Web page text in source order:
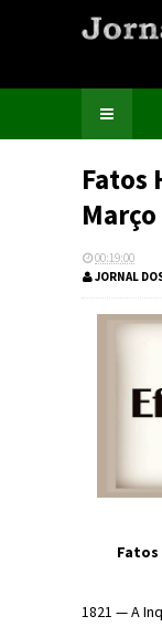
Fatos
Março
00:19:00
JORNAL
Fatos
1821 — A